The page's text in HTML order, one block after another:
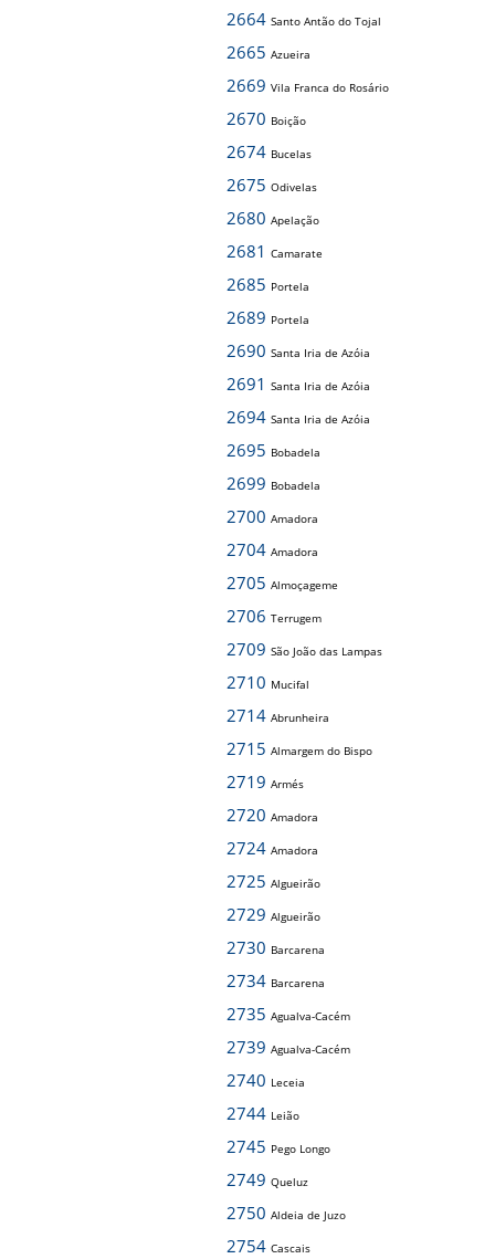
2664 Santo Antão do Tojal
2665 Azueira
2669 Vila Franca do Rosário
2670 Boição
2674 Bucelas
2675 Odivelas
2680 Apelação
2681 Camarate
2685 Portela
2689 Portela
2690 Santa Iria de Azóia
2691 Santa Iria de Azóia
2694 Santa Iria de Azóia
2695 Bobadela
2699 Bobadela
2700 Amadora
2704 Amadora
2705 Almoçageme
2706 Terrugem
2709 São João das Lampas
2710 Mucifal
2714 Abrunheira
2715 Almargem do Bispo
2719 Armés
2720 Amadora
2724 Amadora
2725 Algueirão
2729 Algueirão
2730 Barcarena
2734 Barcarena
2735 Agualva-Cacém
2739 Agualva-Cacém
2740 Leceia
2744 Leião
2745 Pego Longo
2749 Queluz
2750 Aldeia de Juzo
2754 Cascais